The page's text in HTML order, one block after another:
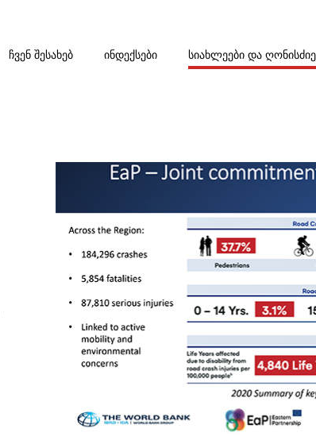
ᲩᲕᲔᲜ ᲨᲔᲡᲐᲮᲔᲑ ᲘᲜᲓᲔᲥᲡᲔᲑᲘ ᲡᲘᲐᲮᲚᲔᲔᲑᲘ ᲓᲐ